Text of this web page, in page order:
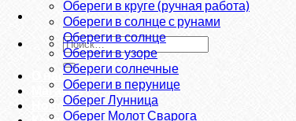
Искать:
О нас
Магазин
Новости
Обереги в круге (ручная работа)
Обереги в солнце с рунами
Обереги в солнце
Обереги в узоре
Обереги солнечные
Обереги в перунице
Оберег Лунница
Оберег Молот Сварога